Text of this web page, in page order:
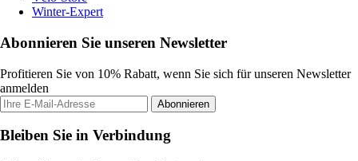
Winter-Expert
Abonnieren Sie unseren Newsletter
Profitieren Sie von 10% Rabatt, wenn Sie sich für unseren Newsletter
anmelden
Abonnieren
Bleiben Sie in Verbindung